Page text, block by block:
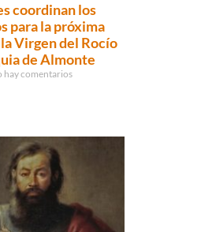
coordinan los
para la próxima
Virgen del Rocío
de Almonte
hay comentarios